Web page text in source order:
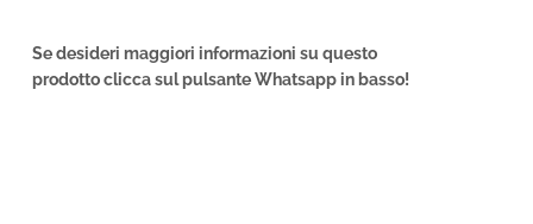
Se desideri maggiori informazioni su questo
prodotto clicca sul pulsante Whatsapp in basso!